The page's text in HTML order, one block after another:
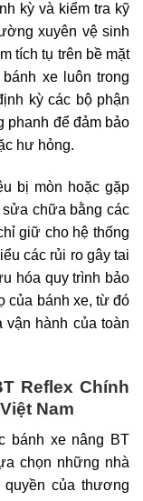
kỳ và kiểm tra kỹ
xuyên vệ sinh
tích tụ trên bề mặt
xe luôn trong
kỳ các bộ phận
phanh để đảm bảo
hư hỏng.
bị mòn hoặc gặp
chữa bằng các
giữ cho hệ thống
các rủi ro gây tai
hóa quy trình bảo
của bánh xe, từ đó
vận hành của toàn
Reflex Chính
Nam
bánh xe nâng BT
chọn những nhà
của thương